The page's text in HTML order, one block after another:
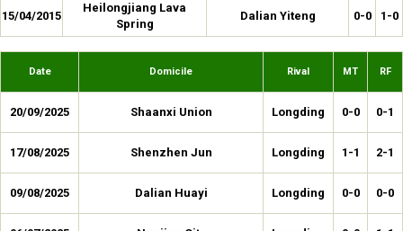
15/04/2015
Heilongjiang Lava
Spring
Dalian Yiteng 0-0 1-0
Date Domicile Rival MT RF
20/09/2025 Shaanxi Union Longding 0-0 0-1
17/08/2025 Shenzhen Jun Longding 1-1 2-1
09/08/2025 Dalian Huayi Longding 0-0 0-0